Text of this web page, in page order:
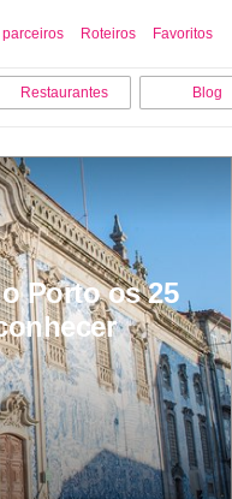
parceiros Roteiros Favoritos
Restaurantes Blog
Porto os 25